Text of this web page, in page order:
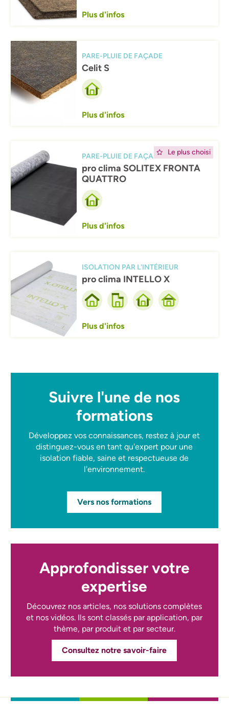
Plus d'infos
Afbeelding
PARE-PLUIE DE FAÇADE
Celit S
Plus d'infos
Le plus choisi
PARE-PLUIE DE FAÇADE
pro clima SOLITEX FRONTA
QUATTRO
Plus d'infos
ISOLATION PAR L'INTÉRIEUR
pro clima INTELLO X
Plus d'infos
Suivre l'une de nos
formations
Développez vos connaissances, restez à jour et
distinguez-vous en tant qu'expert pour une
isolation fiable, saine et respectueuse de
l'environnement.
Vers nos formations
Approfondisser votre
expertise
Découvrez nos articles, nos solutions complètes
et nos vidéos. Ils sont classés par application, par
thème, par produit et par secteur.
Consultez notre savoir-faire